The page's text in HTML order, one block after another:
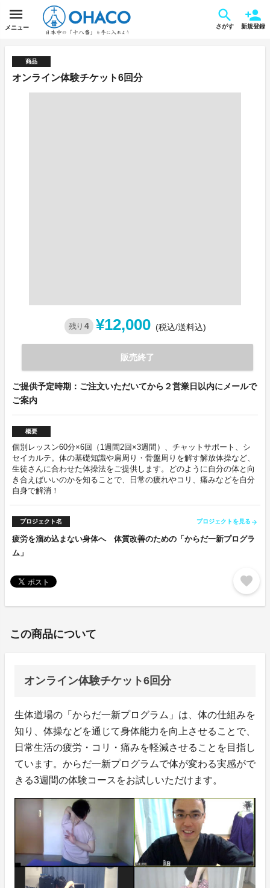
メニュー さがす 新規登録
商品
オンライン体験チケット6回分
残り 4 ¥12,000 (税込/送料込)
販売終了
ご提供予定時期：ご注文いただいてから２営業日以内にメールで
ご案内
概要
個別レッスン60分×6回（1週間2回×3週間）、チャットサポート、シ
セイカルテ。体の基礎知識や肩周り・骨盤周りを解す解放体操など、
生徒さんに合わせた体操法をご提供します。どのように自分の体と向
き合えばいいのかを知ることで、日常の疲れやコリ、痛みなどを自分
自身で解消！
プロジェクト名 プロジェクトを見る arrow_forward
疲労を溜め込まない身体へ 体質改善のための「からだ一新プログラ
ム」
favorite
この商品について
オンライン体験チケット6回分
生体道場の「からだ一新プログラム」は、体の仕組みを
知り、体操などを通じて身体能力を向上させることで、
日常生活の疲労・コリ・痛みを軽減させることを目指し
ています。からだ一新プログラムで体が変わる実感がで
きる3週間の体験コースをお試しいただけます。